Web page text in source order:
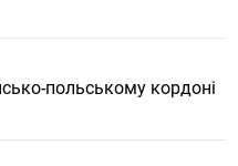
польському кордоні